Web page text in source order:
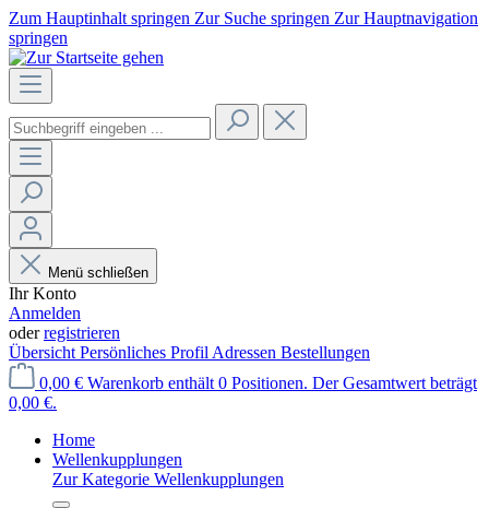
Zum Hauptinhalt springen Zur Suche springen Zur Hauptnavigation
springen
Menü schließen
Ihr Konto
Anmelden
oderregistrieren
Übersicht Persönliches Profil Adressen Bestellungen
0,00 € Warenkorb enthält 0 Positionen. Der Gesamtwert beträgt
0,00 €.
Home
Wellenkupplungen
Zur Kategorie Wellenkupplungen